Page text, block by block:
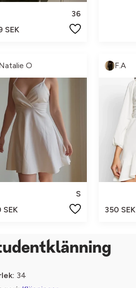
36
SEK
O
S
SEK
F.A
350 SEK
34